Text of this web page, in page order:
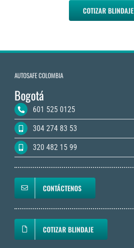
COTIZAR BLINDAJE
AUTOSAFE COLOMBIA
Bogotá
601 525 0125
304 274 83 53
320 482 15 99
CONTÁCTENOS
COTIZAR BLINDAJE